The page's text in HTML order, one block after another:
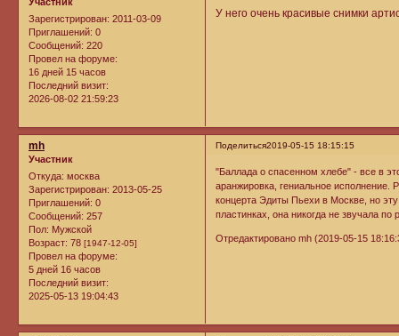
Зарегистрирован: 2011-03-09
Приглашений: 0
Сообщений: 220
Провел на форуме:
16 дней 15 часов
Последний визит:
2026-08-02 21:59:23
У него очень красивые снимки
Поделиться2019-05-15 18:15:15
mh
Участник
Откуда: москва
Зарегистрирован: 2013-05-25
Приглашений: 0
Сообщений: 257
Пол: Мужской
Возраст: 78 [1947-12-05]
Провел на форуме:
5 дней 16 часов
Последний визит:
2025-05-13 19:04:43
"Баллада о спасенном хлебе" - все в
аранжировка, гениальное
концерта Эдиты Пьехи в Москве, но
пластинках, она никогда не звучала
Отредактировано mh (2019-05-15